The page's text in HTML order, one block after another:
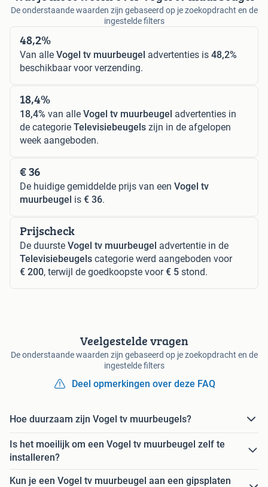
De onderstaande waarden zijn gebaseerd op je zoekopdracht en de
ingestelde filters
48,2%
Van alle Vogel tv muurbeugel advertenties is 48,2%
beschikbaar voor verzending.
18,4%
18,4% van alle Vogel tv muurbeugel advertenties in
de categorie Televisiebeugels zijn in de afgelopen
week aangeboden.
€ 36
De huidige gemiddelde prijs van een Vogel tv
muurbeugel is € 36.
Prijscheck
De duurste Vogel tv muurbeugel advertentie in de
Televisiebeugels categorie werd aangeboden voor
€ 200, terwijl de goedkoopste voor€ 5 stond.
Veelgestelde vragen
De onderstaande waarden zijn gebaseerd op je zoekopdracht en de
ingestelde filters
Deel opmerkingen over deze FAQ
Hoe duurzaam zijn Vogel tv muurbeugels?
Is het moeilijk om een Vogel tv muurbeugel zelf te
installeren?
Kun je een Vogel tv muurbeugel aan een gipsplaten